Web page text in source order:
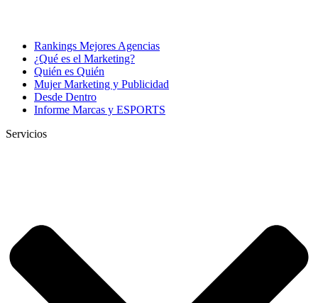
Rankings Mejores Agencias
¿Qué es el Marketing?
Quién es Quién
Mujer Marketing y Publicidad
Desde Dentro
Informe Marcas y ESPORTS
Servicios